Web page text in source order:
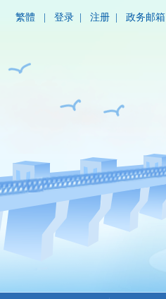
繁體 登录 注册 政务邮箱